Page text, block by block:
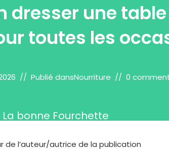
dresser une
toutes les
Publié dansNourriture 0
La bonne Fourchette